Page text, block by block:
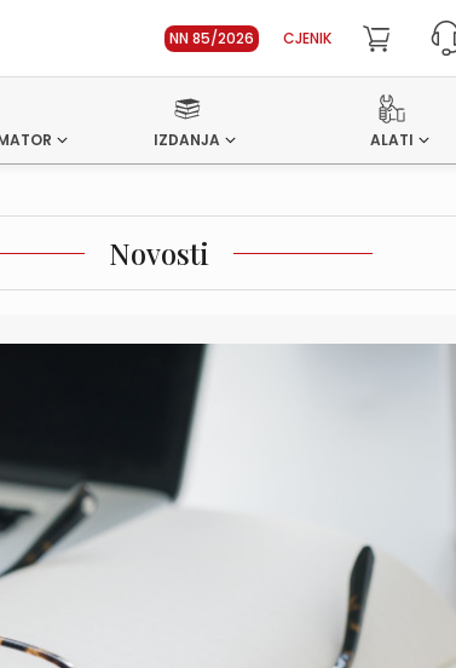
NN 85/2026 CJENIK
IZDANJA ALATI
Novosti